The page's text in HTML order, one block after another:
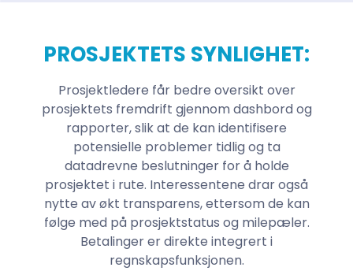
PROSJEKTETS SYNLIGHET:
Prosjektledere får bedre oversikt over
prosjektets fremdrift gjennom dashbord og
rapporter, slik at de kan identifisere
potensielle problemer tidlig og ta
datadrevne beslutninger for å holde
prosjektet i rute. Interessentene drar også
nytte av økt transparens, ettersom de kan
følge med på prosjektstatus og milepæler.
Betalinger er direkte integrert i
regnskapsfunksjonen.